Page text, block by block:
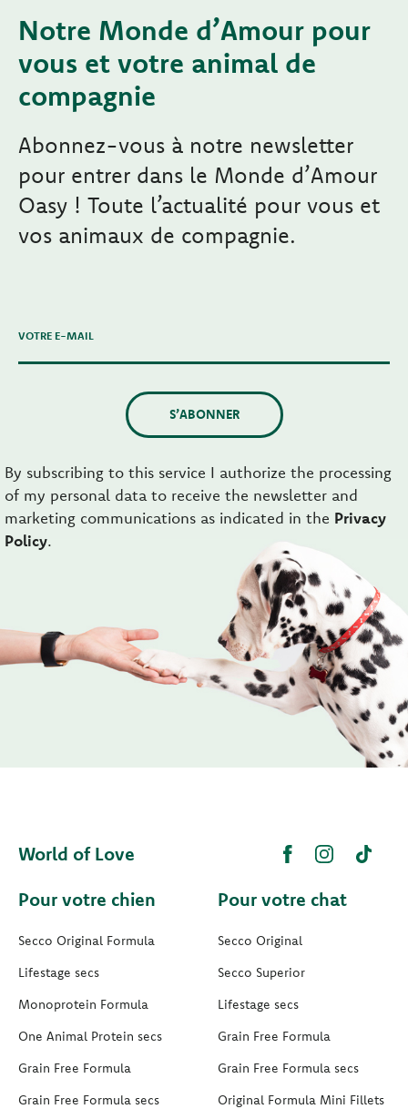
Notre Monde d’Amour pour
vous et votre animal de
compagnie
Abonnez-vous à notre newsletter
pour entrer dans le Monde d’Amour
Oasy ! Toute l’actualité pour vous et
vos animaux de compagnie.
VOTRE E-MAIL
S’ABONNER
By subscribing to this service I authorize the processing
of my personal data to receive the newsletter and
marketing communications as indicated in the Privacy
Policy.
World of Love
Pour votre chien
Secco Original Formula
Lifestage secs
Monoprotein Formula
One Animal Protein secs
Grain Free Formula
Grain Free Formula secs
Pour votre chat
Secco Original
Secco Superior
Lifestage secs
Grain Free Formula
Grain Free Formula secs
Original Formula Mini Fillets